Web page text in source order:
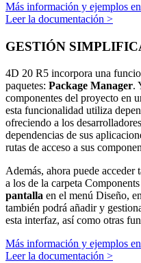
Más información y ejemplos
Leer la documentación >
GESTIÓN
4D 20 R5 incorpora una
paquetes: Package Manager.
componentes del proyecto en
esta funcionalidad utiliza
ofreciendo a los
dependencias de sus
rutas de acceso a sus
Además, ahora puede
a los de la carpeta
pantalla en el menú Diseño,
también podrá añadir y
esta interfaz, así como otras
Más información y ejemplos
Leer la documentación >